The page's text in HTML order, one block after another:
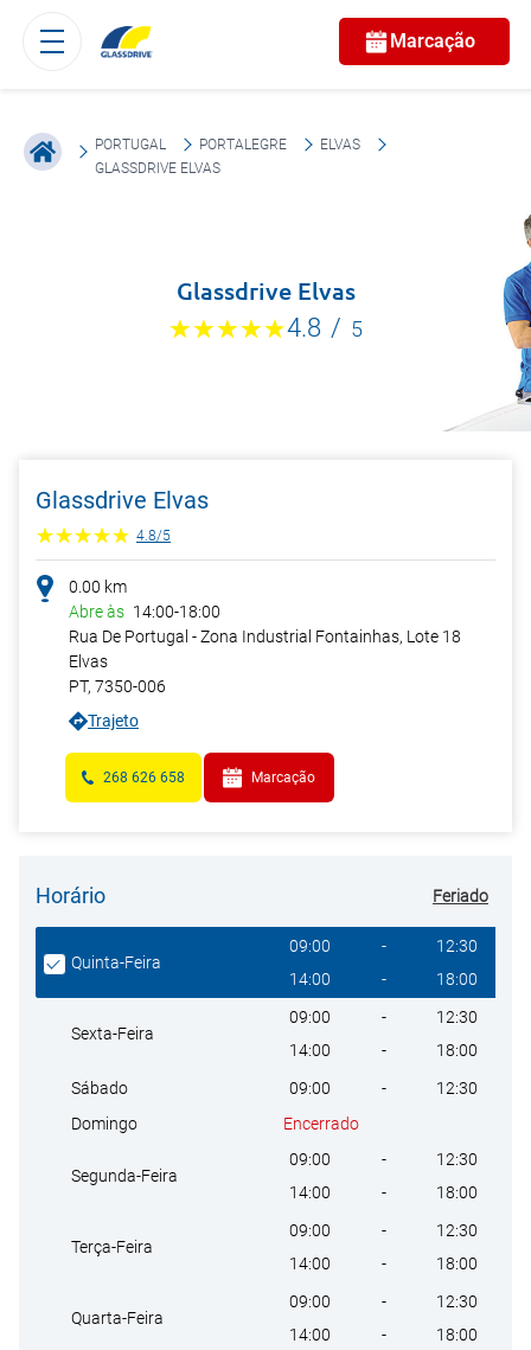
Marcação
PORTUGAL PORTALEGRE
ELVAS
GLASSDRIVE ELVAS
Glassdrive Elvas
4.8 / 5
Glassdrive Elvas
4.8/5
0.00 km
Abre às 14:00-18:00
Rua De Portugal - Zona Industrial Fontainhas, Lote 18
Elvas
PT, 7350-006
Trajeto
268 626 658 Marcação
Horário Feriado
Quinta-Feira
09:00 -
12:30
14:00
- 18:00
Sexta-Feira
09:00 -
12:30
14:00
- 18:00
Sábado 09:00 -
12:30
Domingo
Encerrado
Segunda-Feira
09:00 -
12:30
14:00
- 18:00
Terça-Feira
09:00 -
12:30
14:00
- 18:00
Quarta-Feira
09:00 -
12:30
14:00
- 18:00